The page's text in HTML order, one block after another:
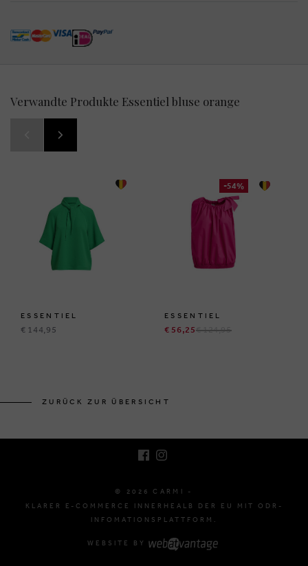
Verwandte Produkte Essentiel bluse orange
ESSENTIEL
€ 144,95
-54%
ESSENTIEL
€ 56,25€ 124,95
ZURÜCK ZUR ÜBERSICHT
© 2026 CARMI -
KLARER E-COMMERCE INNERHEALB DER EU MIT ODR-
INFOMATIONSPLATTFORM.
WEBSITE BY